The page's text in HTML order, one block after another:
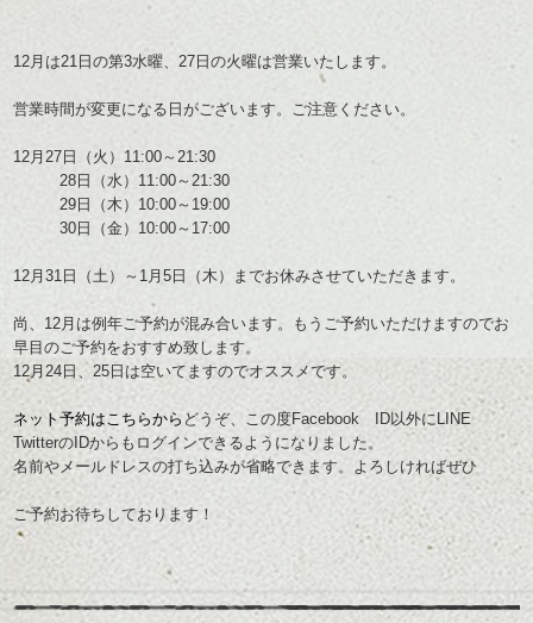
12月は21日の第3水曜、27日の火曜は営業いたします。
営業時間が変更になる日がございます。ご注意ください。
12月27日（火）11:00～21:30
28日（水）11:00～21:30
29日（木）10:00～19:00
30日（金）10:00～17:00
12月31日（土）～1月5日（木）までお休みさせていただきます。
尚、12月は例年ご予約が混み合います。もうご予約いただけますのでお
早目のご予約をおすすめ致します。
12月24日、25日は空いてますのでオススメです。
ネット予約はこちらから どうぞ、この度Facebook ID以外にLINE
TwitterのIDからもログインできるようになりました。
名前やメールドレスの打ち込みが省略できます。よろしければぜひ
ご予約お待ちしております！